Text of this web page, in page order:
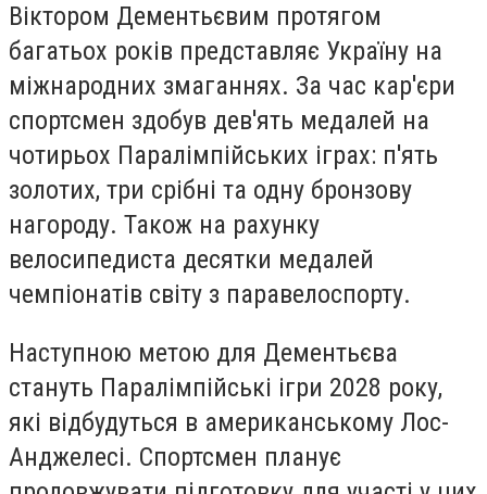
Віктором Дементьєвим протягом
багатьох років представляє Україну на
міжнародних змаганнях. За час кар'єри
спортсмен здобув дев'ять медалей на
чотирьох Паралімпійських іграх: п'ять
золотих, три срібні та одну бронзову
нагороду. Також на рахунку
велосипедиста десятки медалей
чемпіонатів світу з паравелоспорту.
Наступною метою для Дементьєва
стануть Паралімпійські ігри 2028 року,
які відбудуться в американському Лос-
Анджелесі. Спортсмен планує